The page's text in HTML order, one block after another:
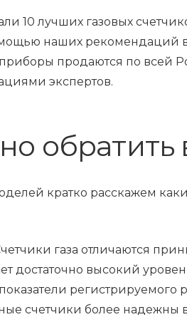
10 лучших газовых
наших
приборы продаются по всей
экспертов.
кратко расскажем
газа отличаются
достаточно высокий
регистрируемого
счетчики более надежны